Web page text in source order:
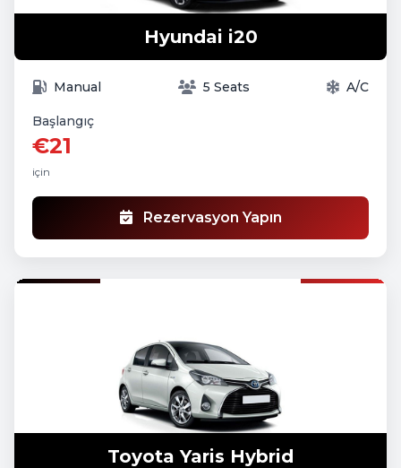
Hyundai i20
Manual 5 Seats A/C
Başlangıç
€21
için
Rezervasyon Yapın
Toyota Yaris Hybrid